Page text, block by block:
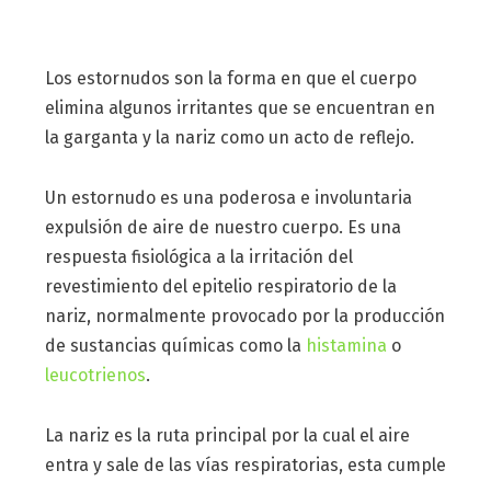
Los estornudos son la forma en que el cuerpo
elimina algunos irritantes que se encuentran en
la garganta y la nariz como un acto de reflejo.
Un estornudo es una poderosa e involuntaria
expulsión de aire de nuestro cuerpo. Es una
respuesta fisiológica a la irritación del
revestimiento del epitelio respiratorio de la
nariz, normalmente provocado por la producción
de sustancias químicas como la histamina o
leucotrienos.
La nariz es la ruta principal por la cual el aire
entra y sale de las vías respiratorias, esta cumple